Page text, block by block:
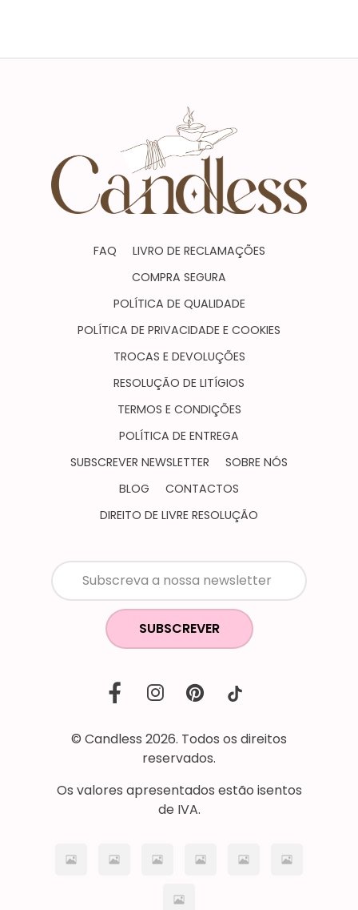
FAQ
LIVRO DE RECLAMAÇÕES
COMPRA SEGURA
POLÍTICA DE QUALIDADE
POLÍTICA DE PRIVACIDADE E COOKIES
TROCAS E DEVOLUÇÕES
RESOLUÇÃO DE LITÍGIOS
TERMOS E CONDIÇÕES
POLÍTICA DE ENTREGA
SUBSCREVER NEWSLETTER
SOBRE NÓS
BLOG
CONTACTOS
DIREITO DE LIVRE RESOLUÇÃO
SUBSCREVER
© Candless 2026. Todos os direitos
reservados.
Os valores apresentados estão isentos
de IVA.